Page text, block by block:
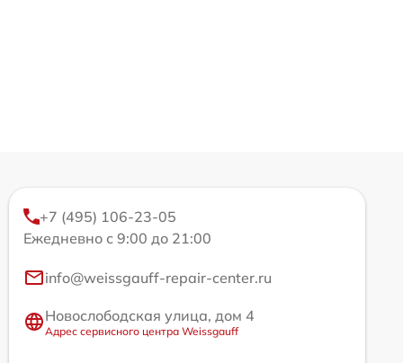
+7 (495) 106-23-05
Ежедневно с 9:00 до 21:00
info@weissgauff-repair-center.ru
Новослободская улица, дом 4
Адрес сервисного центра Weissgauff